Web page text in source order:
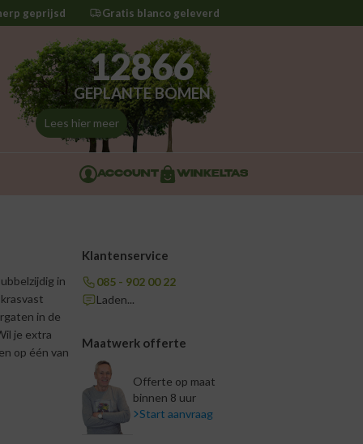
geprijsd Gratis blanco geleverd
12866
GEPLANTE BOMEN
Lees hier meer
ACCOUNT WINKELTAS
in
in de
je extra
op één van
Klantenservice
085 - 902 00 22
Laden...
Maatwerk offerte
Offerte op maat
binnen 8 uur
Start aanvraag